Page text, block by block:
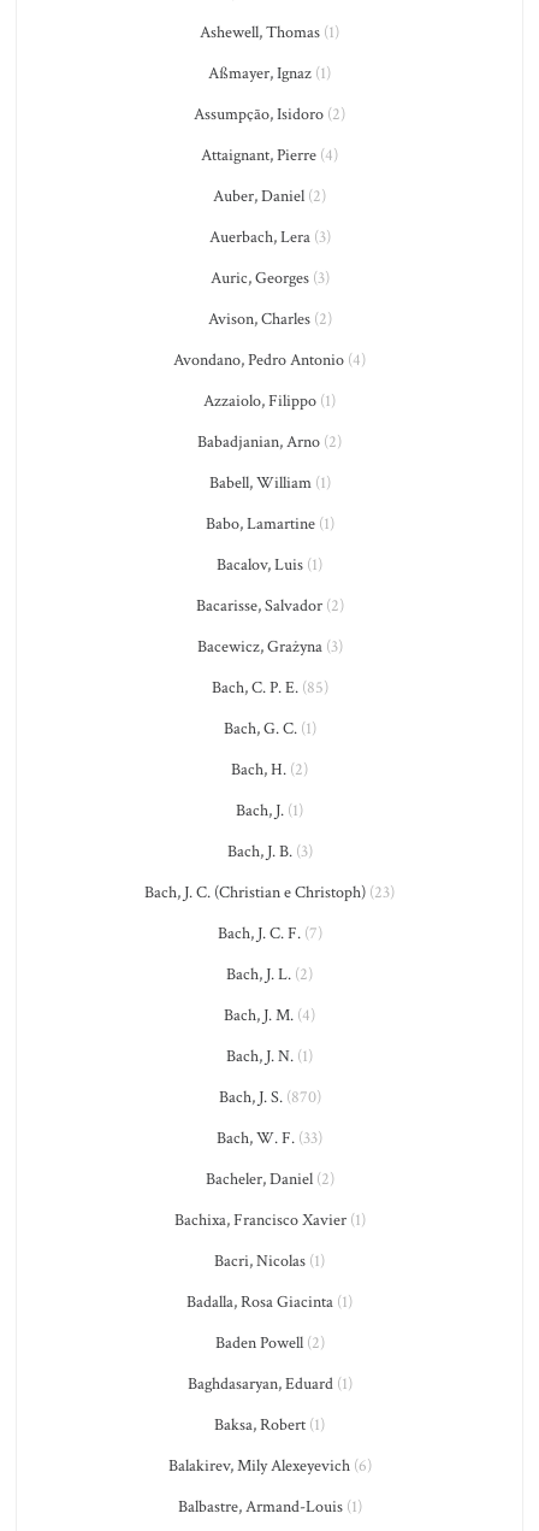
Ashewell, Thomas (1)
Aßmayer, Ignaz (1)
Assumpção, Isidoro (2)
Attaignant, Pierre (4)
Auber, Daniel (2)
Auerbach, Lera(3)
Auric, Georges(3)
Avison, Charles(2)
Avondano, Pedro Antonio (4)
Azzaiolo, Filippo (1)
Babadjanian, Arno (2)
Babell, William(1)
Babo, Lamartine(1)
Bacalov, Luis (1)
Bacarisse, Salvador(2)
Bacewicz, Grażyna(3)
Bach, C. P. E.(85)
Bach, G. C.(1)
Bach, H. (2)
Bach, J. (1)
Bach, J. B.(3)
Bach, J. C. (Christian e Christoph) (23)
Bach, J. C. F.(7)
Bach, J. L. (2)
Bach, J. M. (4)
Bach, J. N. (1)
Bach, J. S.(870)
Bach, W. F. (33)
Bacheler, Daniel(2)
Bachixa, Francisco Xavier(1)
Bacri, Nicolas (1)
Badalla, Rosa Giacinta (1)
Baden Powell(2)
Baghdasaryan, Eduard(1)
Baksa, Robert (1)
Balakirev, Mily Alexeyevich(6)
Balbastre, Armand-Louis(1)